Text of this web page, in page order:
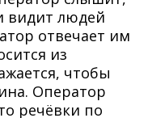
видит людей
отвечает им
из
чтобы
Оператор
речёвки по